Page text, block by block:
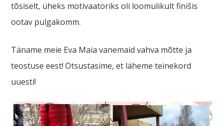
tõsiselt, üheks motivaatoriks oli loomulikult finišis
ootav pulgakomm.
Täname meie Eva Maia vanemaid vahva mõtte ja
teostuse eest! Otsustasime, et läheme teinekord
uuesti!